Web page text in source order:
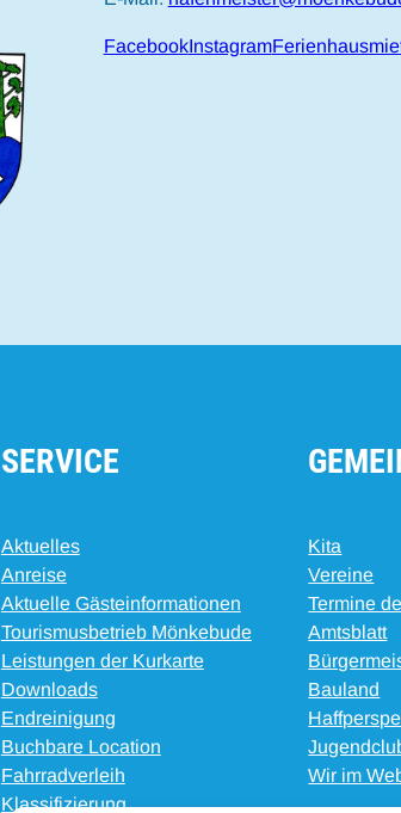
FacebookInstagram
SERVICE
Aktuelles
Anreise
Aktuelle Gästeinformationen
Tourismusbetrieb Mönkebude
Leistungen der Kurkarte
Downloads
Endreinigung
Buchbare Location
Fahrradverleih
Klassifizierung
Kita
Vereine
Termine
Amtsblatt
Bauland
Wir im